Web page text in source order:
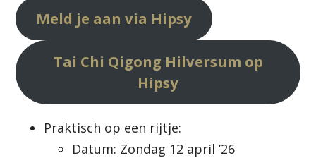
Meld je aan via Hipsy
Tai Chi Qigong Hilversum op
Hipsy
Praktisch op een rijtje:
Datum: Zondag 12 april ’26